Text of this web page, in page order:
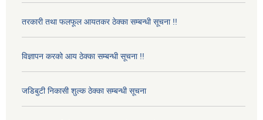
तरकारी तथा फलफूल आयतकर ठेक्का सम्बन्धी सूचना !!
विज्ञापन करको आय ठेक्का सम्बन्धी सूचना !!
जडिबुटी निकासी शुल्क ठेक्का सम्बन्धी सूचना